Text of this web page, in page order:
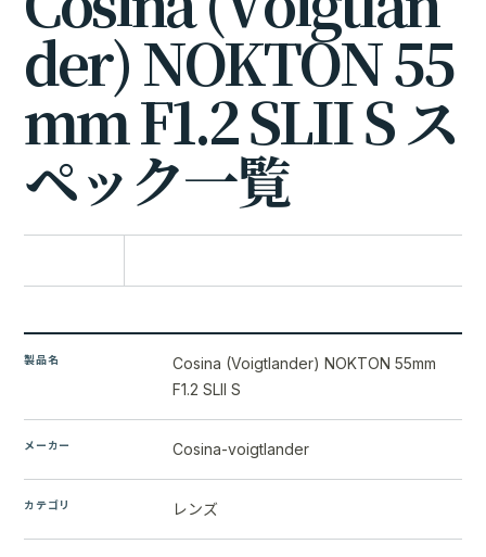
der)NOKTON55
mmF1.2SLIISス
ペック一覧
製品名
Cosina (Voigtlander) NOKTON 55mm
F1.2 SLII S
メーカー Cosina-voigtlander
カテゴリ レンズ